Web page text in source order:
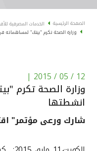
البطاقات
"برامج العملاء"
الاستثمار
القنوات المصرفية
الصفحة الرئيسية الخدمات المصرفية
وزارة الصحة تكرم "بيتك" لمساهماته
12 / 05 / 2015
|
وزارة الصحة تكرم
انشطتها
شارك ورعى مؤتمر"